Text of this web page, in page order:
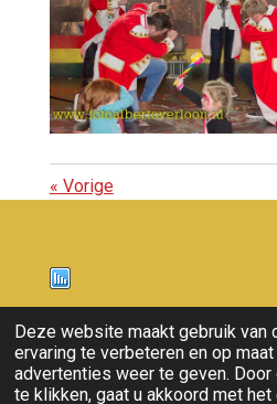
Deze website maakt gebruik van
ervaring te verbeteren en op
advertenties weer te geven. Door
te klikken, gaat u akkoord met
« Vorige
Nieuws
© 2011 - 2026 overloon